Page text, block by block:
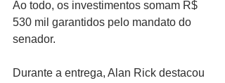
Ao todo, os investimentos somam R$
530 mil garantidos pelo mandato do
senador.
Durante a entrega, Alan Rick destacou